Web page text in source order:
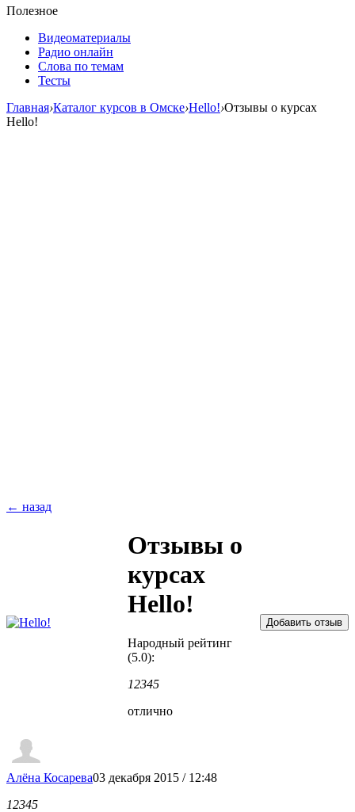
Полезное
Видеоматериалы
Радио онлайн
Слова по темам
Тесты
Главная›Каталог курсов в Омске›Hello!›Отзывы о курсах
Hello!
← назад
Отзывы о
курсах
Hello!
Народный рейтинг
(5.0):
12345
отлично
Алёна Косарева03 декабря 2015 / 12:48
12345